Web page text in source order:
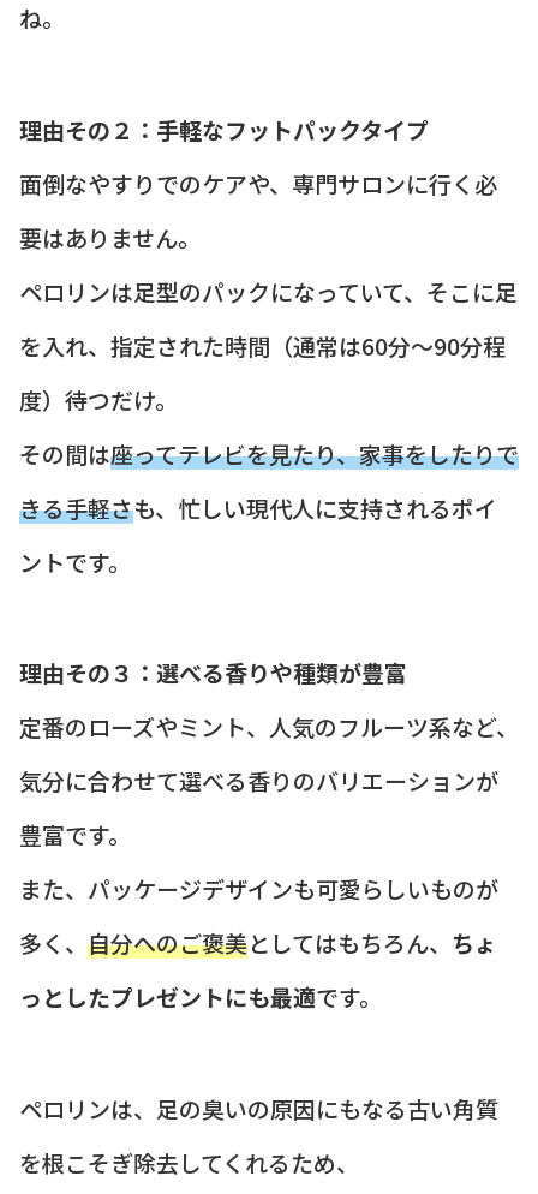
ね。
理由その２：手軽なフットパックタイプ
面倒なやすりでのケアや、専門サロンに行く必
要はありません。
ペロリンは足型のパックになっていて、そこに足
を入れ、指定された時間（通常は60分〜90分程
度）待つだけ。
その間は座ってテレビを見たり、家事をしたりで
きる手軽さも、忙しい現代人に支持されるポイ
ントです。
理由その３：選べる香りや種類が豊富
定番のローズやミント、人気のフルーツ系など、
気分に合わせて選べる香りのバリエーションが
豊富です。
また、パッケージデザインも可愛らしいものが
多く、 自分へのご褒美としてはもちろん、 ちょ
っとしたプレゼントにも最適です。
ペロリンは、足の臭いの原因にもなる古い角質
を根こそぎ除去してくれるため、